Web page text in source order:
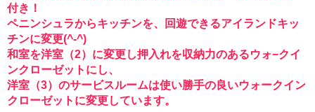
付き！
ペニンシュラからキッチンを、回遊できるアイランドキッ
チンに変更(^-^)
和室を洋室（2）に変更し押入れを収納力のあるウォ−クイ
ンクローゼットにし、
洋室（3）のサービスルームは使い勝手の良いウォークイン
クローゼットに変更しています。